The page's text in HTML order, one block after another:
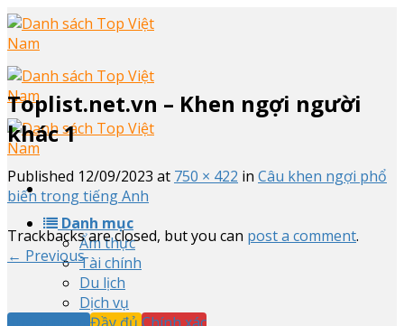
Skip
to
content
Danh mục
Ẩm thực
Tài chính
Du lịch
Dịch vụ
Toplist.net.vn – Khen ngợi người
khác 1
Published 12/09/2023 at 750 × 422 in Câu khen ngợi phổ
biến trong tiếng Anh
Trackbacks are closed, but you can post a comment.
← Previous